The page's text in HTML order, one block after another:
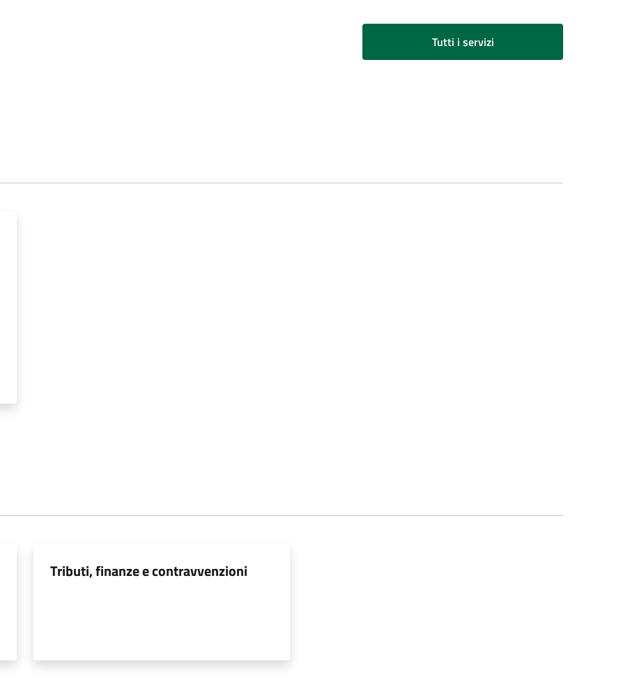
Tutti i servizi
Tributi, finanze e contravvenzioni